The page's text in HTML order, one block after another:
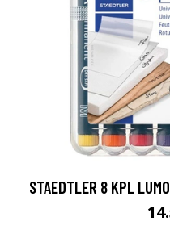
STAEDTLER 8 KPL